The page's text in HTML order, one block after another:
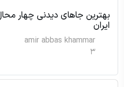
بهترین جاهای دیدنی چهار
ایران
amir abbas khammar